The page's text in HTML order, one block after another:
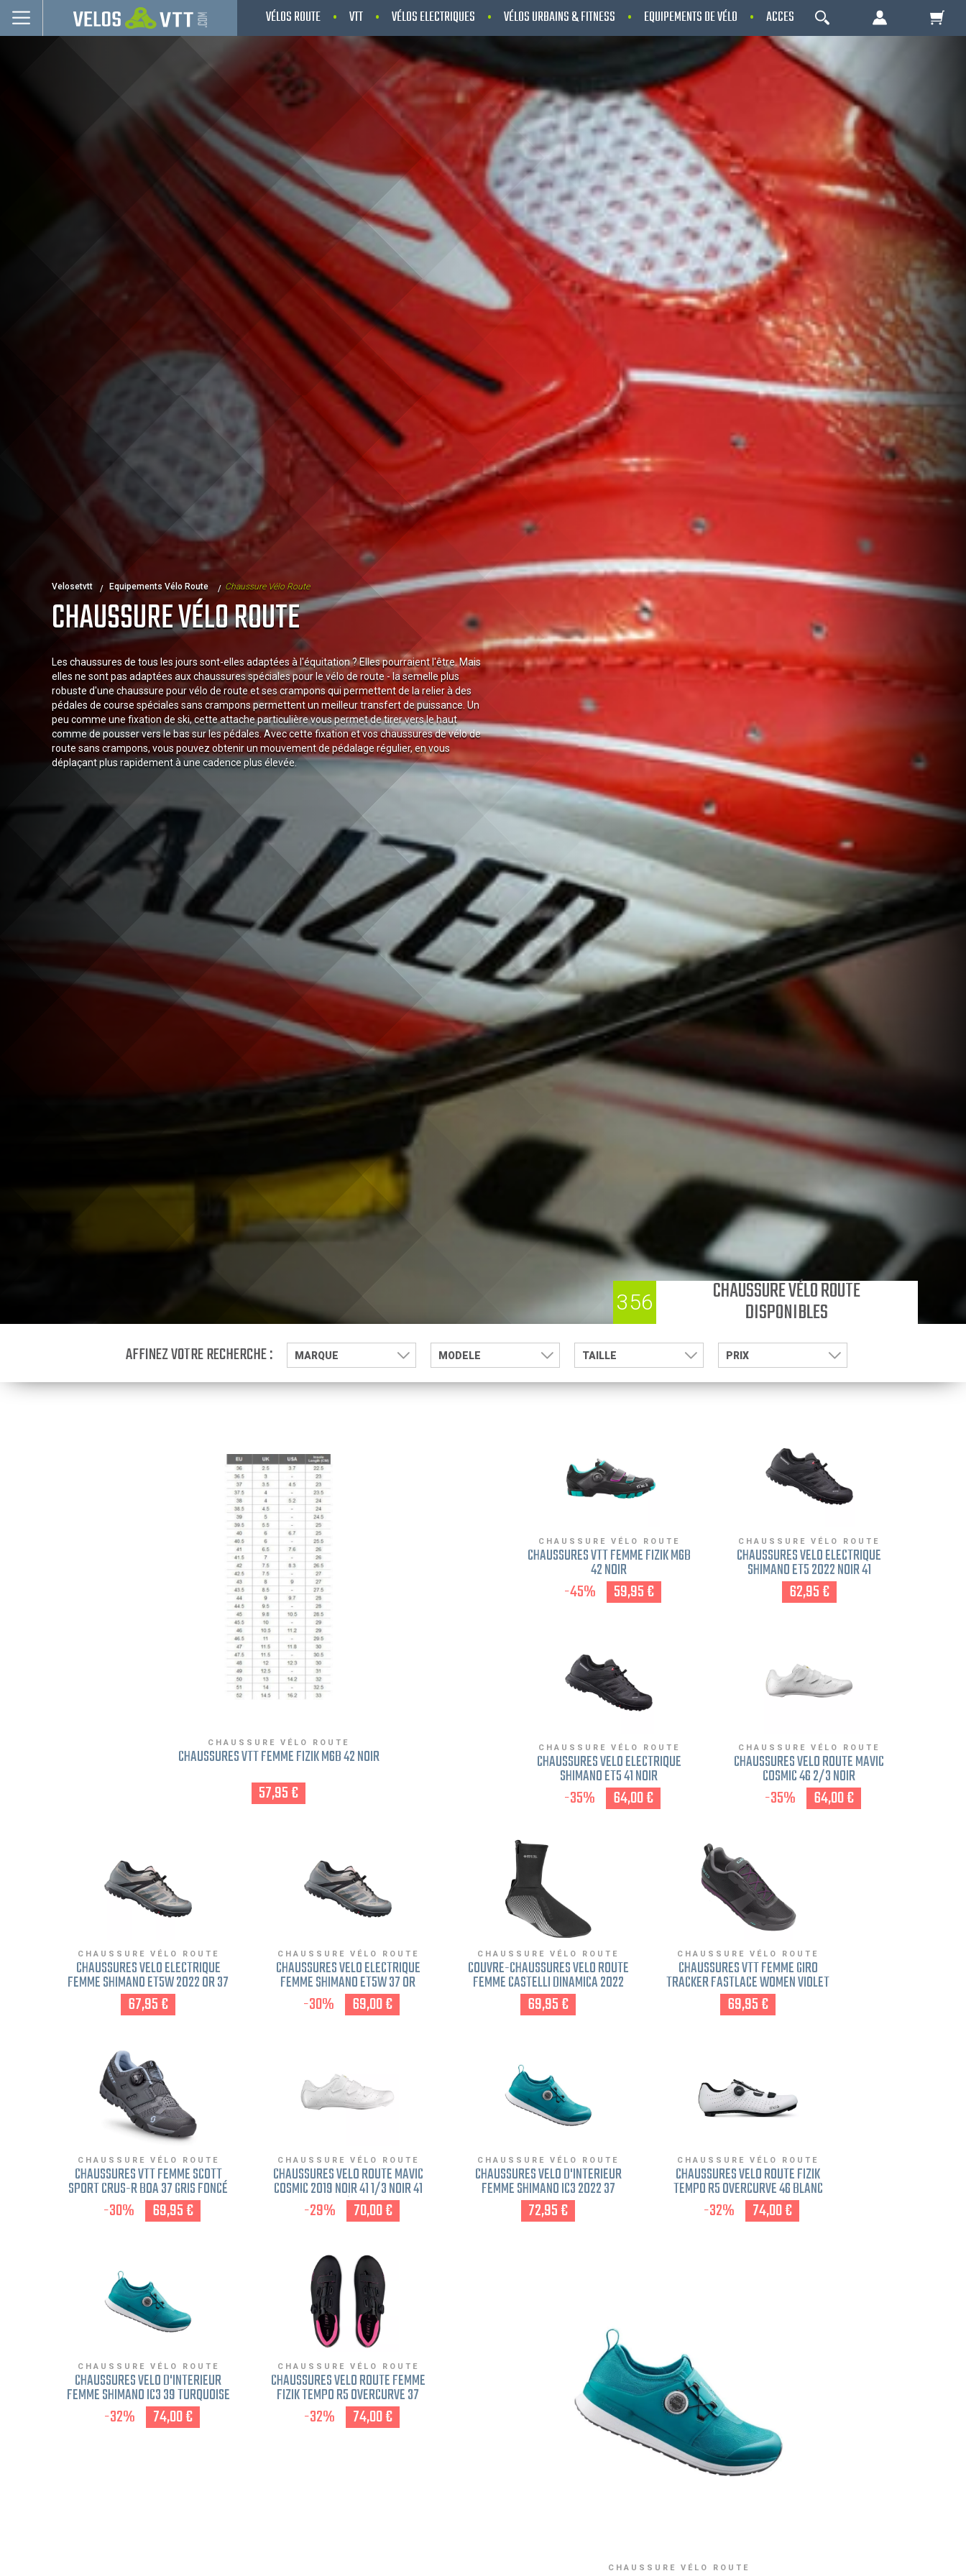
VÉLOS ROUTE VTT VÉLOS ELECTRIQUES VÉLOS URBAINS & FITNESS EQUIPEMENTS DE VÉLO ACCESSOIRES NOS PROMOS
OK
Votre Panier Est Désert
Votre panier est là pour vous servir. Donnez-
lui un but ! C'est un lieu temporaire où est
stockée une liste de vos produits et où se
reflète le prix le plus récent...
Continuer mes achats
Velosetvtt Equipements Vélo Route Chaussure Vélo Route
CHAUSSURE VÉLO ROUTE
Les chaussures de tous les jours sont-elles adaptées à l'équitation ? Elles pourraient l'être. Mais
elles ne sont pas adaptées aux chaussures spéciales pour le vélo de route - la semelle plus
robuste d'une chaussure pour vélo de route et ses crampons qui permettent de la relier à des
pédales de course spéciales sans crampons permettent un meilleur transfert de puissance. Un
peu comme une fixation de ski, cette attache particulière vous permet de tirer vers le haut
comme de pousser vers le bas sur les pédales. Avec cette fixation et vos chaussures de vélo de
route sans crampons, vous pouvez obtenir un mouvement de pédalage régulier, en vous
déplaçant plus rapidement à une cadence plus élevée.
356 CHAUSSURE VÉLO ROUTE
DISPONIBLES
AFFINEZ VOTRE RECHERCHE : MARQUE MODELE TAILLE PRIX
CHAUSSURE VÉLO ROUTE
CHAUSSURES VTT FEMME FIZIK M6B 42 NOIR
57,95 €
CHAUSSURE VÉLO ROUTE
CHAUSSURES VTT FEMME FIZIK M6B
42 NOIR
-45% 59,95 €
CHAUSSURE VÉLO ROUTE
CHAUSSURES VÉLO ELECTRIQUE
SHIMANO ET5 2022 NOIR 41
62,95 €
CHAUSSURE VÉLO ROUTE
CHAUSSURES VÉLO ELECTRIQUE
SHIMANO ET5 41 NOIR
-35% 64,00 €
CHAUSSURE VÉLO ROUTE
CHAUSSURES VÉLO ROUTE MAVIC
COSMIC 46 2/3 NOIR
-35% 64,00 €
CHAUSSURE VÉLO ROUTE
CHAUSSURES VÉLO ÉLECTRIQUE
FEMME SHIMANO ET5W 2022 OR 37
67,95 €
CHAUSSURE VÉLO ROUTE
CHAUSSURES VÉLO ÉLECTRIQUE
FEMME SHIMANO ET5W 37 OR
-30% 69,00 €
CHAUSSURE VÉLO ROUTE
COUVRE-CHAUSSURES VÉLO ROUTE
FEMME CASTELLI DINAMICA 2022
NOIR 35-37
69,95 €
CHAUSSURE VÉLO ROUTE
CHAUSSURES VTT FEMME GIRO
TRACKER FASTLACE WOMEN VIOLET
39
69,95 €
CHAUSSURE VÉLO ROUTE
CHAUSSURES VTT FEMME SCOTT
SPORT CRUS-R BOA 37 GRIS FONCÉ
-30% 69,95 €
CHAUSSURE VÉLO ROUTE
CHAUSSURES VÉLO ROUTE MAVIC
COSMIC 2019 NOIR 41 1/3 NOIR 41
1/3
-29% 70,00 €
CHAUSSURE VÉLO ROUTE
CHAUSSURES VÉLO D'INTÉRIEUR
FEMME SHIMANO IC3 2022 37
TURQUOISE
72,95 €
CHAUSSURE VÉLO ROUTE
CHAUSSURES VÉLO ROUTE FIZIK
TEMPO R5 OVERCURVE 46 BLANC
-32% 74,00 €
CHAUSSURE VÉLO ROUTE
CHAUSSURES VÉLO D'INTÉRIEUR
FEMME SHIMANO IC3 39 TURQUOISE
-32% 74,00 €
CHAUSSURE VÉLO ROUTE
CHAUSSURES VÉLO ROUTE FEMME
FIZIK TEMPO R5 OVERCURVE 37
NOIR ROSE
-32% 74,00 €
CHAUSSURE VÉLO ROUTE